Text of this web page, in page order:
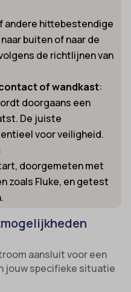
andere hittebestendige
buiten of naar de
de richtlijnen van
of wandkast:
doorgaans een
De juiste
voor veiligheid.
:
doorgemeten met
zoals Fluke, en getest
aansluit voor een
jouw specifieke situatie